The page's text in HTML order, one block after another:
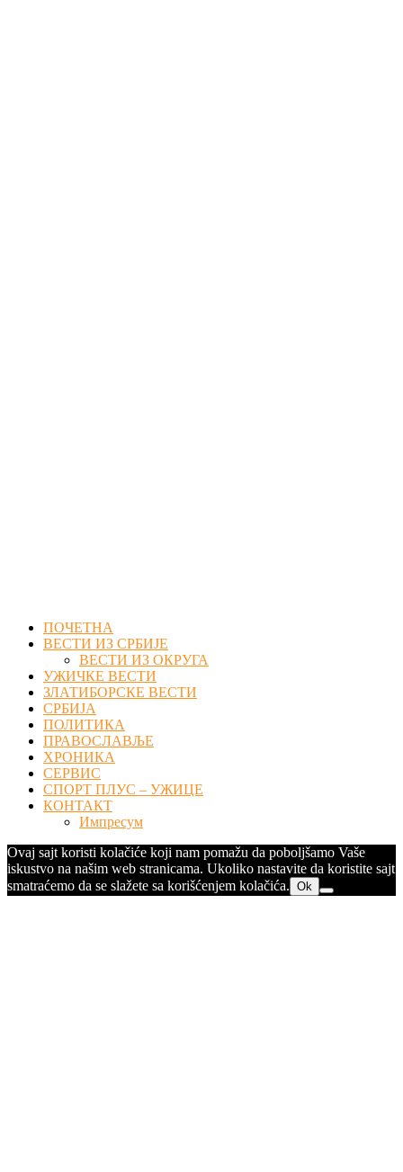
ПОЧЕТНА
ВЕСТИ ИЗ СРБИЈЕ
ВЕСТИ ИЗ ОКРУГА
УЖИЧКЕ ВЕСТИ
ЗЛАТИБОРСКЕ ВЕСТИ
СРБИЈА
ПОЛИТИКА
ПРАВОСЛАВЉЕ
ХРОНИКА
СЕРВИС
СПОРТ ПЛУС – УЖИЦЕ
КОНТАКТ
Импресум
Ovaj sajt koristi kolačiće koji nam pomažu da poboljšamo Vaše
iskustvo na našim web stranicama. Ukoliko nastavite da koristite sajt
smatraćemo da se slažete sa korišćenjem kolačića. Ok